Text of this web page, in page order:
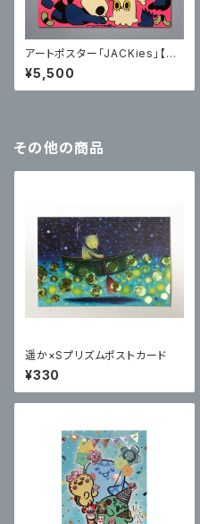
アートポスター「JACKies」【サ
イン入り】
¥5,500
その他の商品
遥か×Sプリズムポストカード
¥330